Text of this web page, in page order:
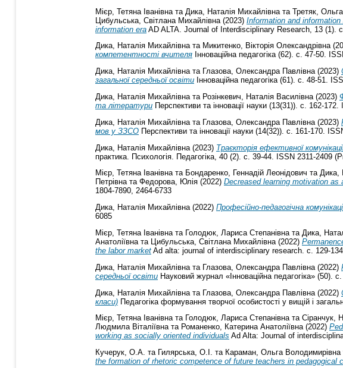
Мієр, Тетяна Іванівна та Дика, Наталія Михайлівна та Третяк,
Цибульська, Світлана Михайлівна (2023) Information and
information era AD ALTA. Journal of Interdisciplinary Research, 13 (1).
Дика, Наталія Михайлівната Микитенко, Вікторія Олександрівна
компетентності вчителя Інноваційна педагогіка (62). с. 47-50.
Дика, Наталія Михайлівната Глазова, Олександра Павлівна(2023)
загальної середньої освіти Інноваційна педагогіка (61). с. 48-51.
Дика, Наталія Михайлівна та Розінкевич, Наталія Василівна (2023)
та літератури Перспективи та інновації науки (13(31)). с. 162-
Дика, Наталія Михайлівна та Глазова, Олександра Павлівна (2023)
мов у ЗЗСО Перспективи та інновації науки (14(32)). с. 161-170.
Дика, Наталія Михайлівна (2023) Траєкторія ефективної
практика. Психологія. Педагогіка, 40 (2). с. 39-44. ISSN 2311-2409
Мієр, Тетяна Іванівната Бондаренко, Геннадій Леонідович та Дика,
Петрівната Федорова, Юлія (2022) Decreased learning motivation
1804-7890, 2464-6733
Дика, Наталія Михайлівна(2022) Професійно-педагогічна
6085
Мієр, Тетяна Іванівна та Голодюк, Лариса Степанівна та Дика,
Анатоліївна та Цибульська, Світлана Михайлівна (2022)
the labor market Ad alta: journal of interdisciplinary research. с. 129-
Дика, Наталія Михайлівна та Глазова, Олександра Павлівна (2022)
середньої освіти Науковий журнал «Інноваційна педагогіка» (50).
Дика, Наталія Михайлівна та Глазова, Олександра Павлівна (2022)
класи) Педагогіка формування творчої особистості у вищій і
Мієр, Тетяна Іванівната Голодюк, Лариса Степанівната Сіранчук,
Людмила Віталіївната Романенко, Катерина Анатоліївна(2022)
working as socially oriented individuals Ad Alta: Journal of
Кучерук, О.А. та Гилярська, О.І. та Караман, Ольга Володимирівна
the formation of rhetoric competence of future teachers in pedagogical